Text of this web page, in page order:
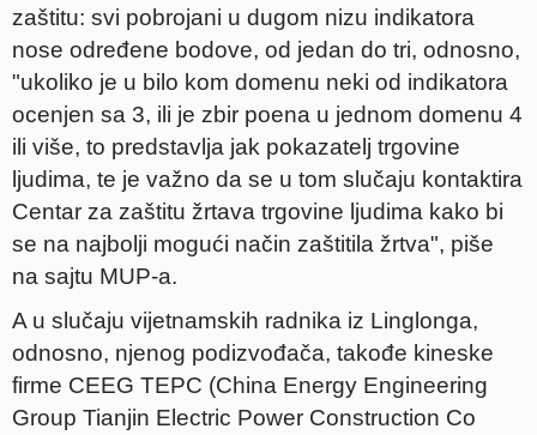
zaštitu: svi pobrojani u dugom nizu indikatora
nose određene bodove, od jedan do tri, odnosno,
"ukoliko je u bilo kom domenu neki od indikatora
ocenjen sa 3, ili je zbir poena u jednom domenu 4
ili više, to predstavlja jak pokazatelj trgovine
ljudima, te je važno da se u tom slučaju kontaktira
Centar za zaštitu žrtava trgovine ljudima kako bi
se na najbolji mogući način zaštitila žrtva", piše
na sajtu MUP-a.
A u slučaju vijetnamskih radnika iz Linglonga,
odnosno, njenog podizvođača, takođe kineske
firme CEEG TEPC (China Energy Engineering
Group Tianjin Electric Power Construction Co